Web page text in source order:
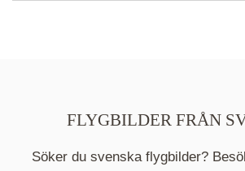
FLYGBILDER FRÅN
Söker du svenska flygbilder?